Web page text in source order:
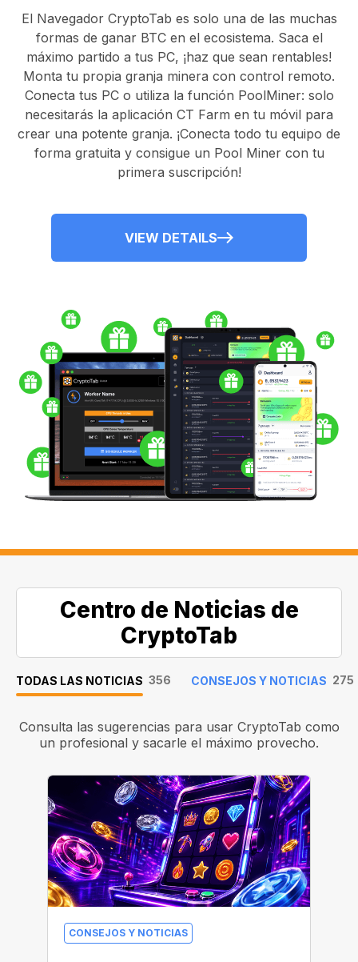
El Navegador CryptoTab es solo una de las muchas
formas de ganar BTC en el ecosistema. Saca el
máximo partido a tus PC, ¡haz que sean rentables!
Monta tu propia granja minera con control remoto.
Conecta tus PCo utiliza la función PoolMiner: solo
necesitarás la aplicación CT Farm en tu móvil para
crear una potente granja. ¡Conecta todo tu equipo de
forma gratuita y consigue un Pool Minercon tu
primera suscripción!
VIEW DETAILS